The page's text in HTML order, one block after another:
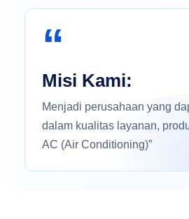
“
Misi Kami:
Menjadi perusahaan yang
dalam kualitas layanan,
AC (Air Conditioning)”